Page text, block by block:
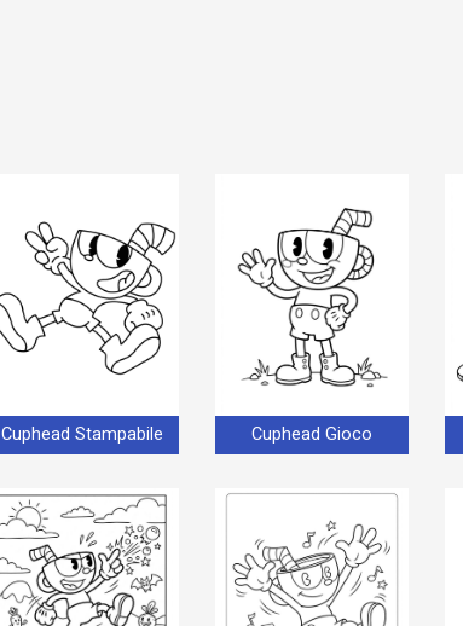
Cuphead Stampabile Cuphead Gioco